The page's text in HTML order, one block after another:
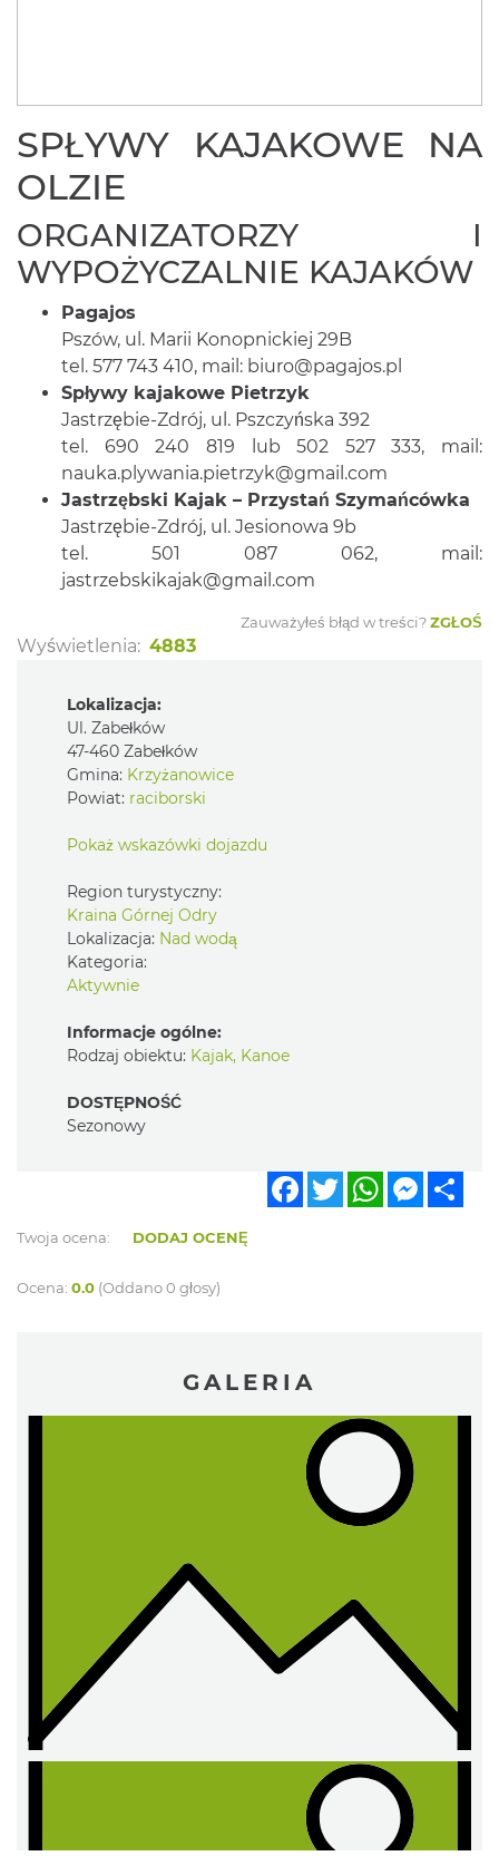
SPŁYWY KAJAKOWE NA
OLZIE
ORGANIZATORZY I
WYPOŻYCZALNIE KAJAKÓW
Pagajos
Pszów, ul. Marii Konopnickiej 29B
tel. 577 743 410, mail: biuro@pagajos.pl
Spływy kajakowe Pietrzyk
Jastrzębie-Zdrój, ul. Pszczyńska 392
tel. 690 240 819 lub 502 527 333, mail:
nauka.plywania.pietrzyk@gmail.com
Jastrzębski Kajak – Przystań Szymańcówka
Jastrzębie-Zdrój, ul. Jesionowa 9b
tel. 501 087 062, mail:
jastrzebskikajak@gmail.com
Zauważyłeś błąd w treści?ZGŁOŚ
Wyświetlenia: 4883
Lokalizacja:
Ul. Zabełków
47-460 Zabełków
Gmina: Krzyżanowice
Powiat: raciborski
Pokaż wskazówki dojazdu
Region turystyczny:
Kraina Górnej Odry
Lokalizacja: Nad wodą
Kategoria:
Aktywnie
Informacje ogólne:
Rodzaj obiektu: Kajak, Kanoe
DOSTĘPNOŚĆ
Sezonowy
FacebookTwitterWhatsApp
Twoja ocena: DODAJ OCENĘ
Ocena: 0.0 (Oddano 0 głosy)
GALERIA